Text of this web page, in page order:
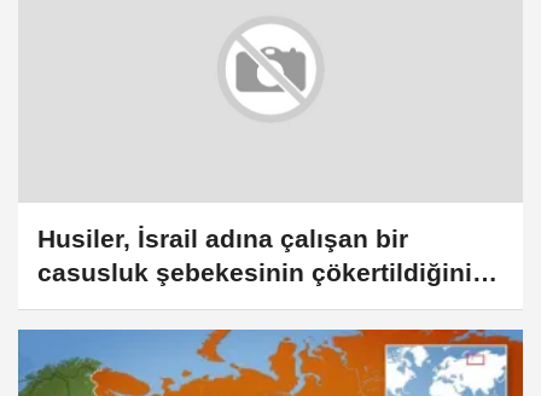
Husiler, İsrail adına çalışan bir
casusluk şebekesinin çökertildiğini
duyurdu